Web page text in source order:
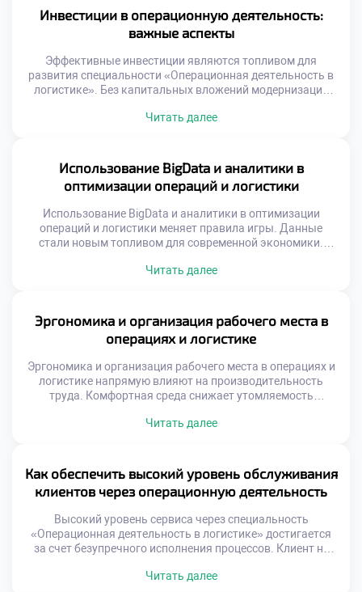
технической сферой деятельности человека. Управление
потоками требует развитого эмоционального интеллекта
и коммуникации. Баланс аналитики и человечности […]
Инвестиции в операционную деятельность:
важные аспекты
Эффективные инвестиции являются топливом для
развития специальности «Операционная деятельность в
логистике». Без капитальных вложений модернизация
быть целевым, обоснованным и стратегически
операций критически важно для специалиста.
Современная логистика требует значительных средств на
технологии и инфраструктуру. Конкуренция заставляет
Читать далее
Использование BigData и аналитики в
оптимизации операций и логистики
Использование BigData и аналитики в оптимизации
операций и логистики меняет правила игры. Данные
стали новым топливом для современной экономики.
расчетам. Решения принимаются на основе фактов, а не
инструментами работы с информацией. Аналитическая
грамотность является базовой компетенцией
специалиста. Будущее отрасли […]
Читать далее
Эргономика и организация рабочего места в
операциях и логистике
Эргономика и организация рабочего места в операциях и
логистике напрямую влияют на производительность
труда. Комфортная среда снижает утомляемость
процессов зависит от удобства выполнения ежедневных
сотрудников являются приоритетом современного
бизнеса. Логистические операции требуют высокой
концентрации внимания. Физическая нагрузка […]
Читать далее
Как обеспечить высокий уровень обслуживания
клиентов через операционную деятельность
Высокий уровень сервиса через специальность
«Операционная деятельность в логистике» достигается
за счет безупречного исполнения процессов. Клиент не
результат их работы. Логистика является главным
Читать далее